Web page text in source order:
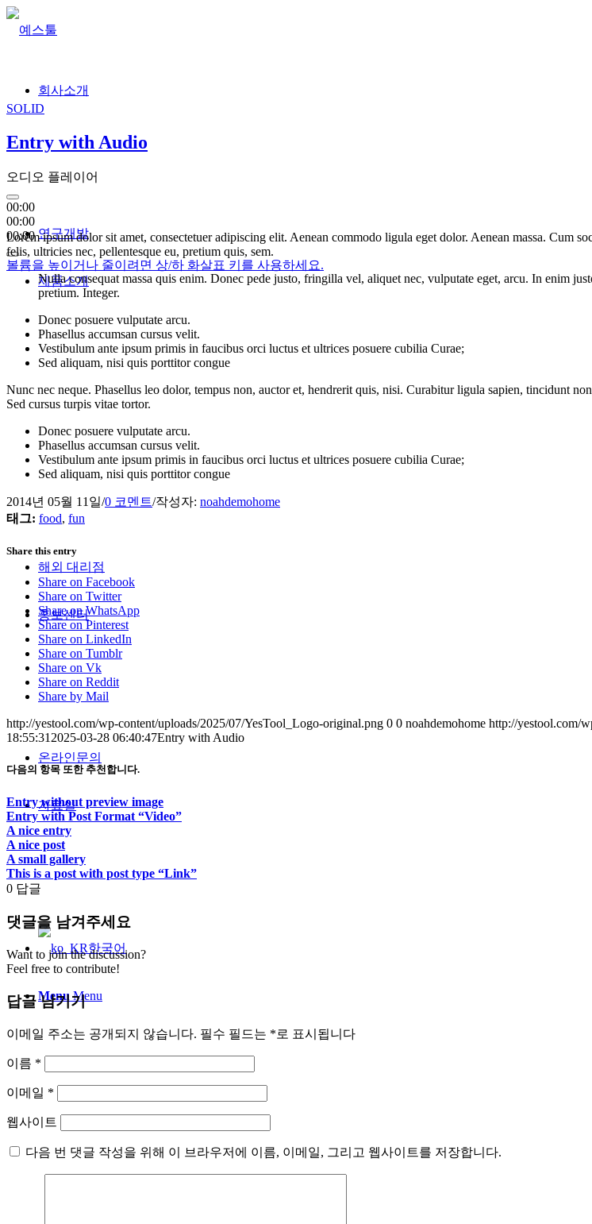
회사소개
연구개발
제품소개
해외 대리점
홍보센터
온라인문의
자료실
한국어
Menu Menu
SOLID
Entry with Audio
오디오 플레이어
00:00
00:00
00:00
볼륨을 높이거나 줄이려면 상/하 화살표 키를 사용하세요.
Lorem ipsum dolor sit amet, consectetuer adipiscing elit. Aenean commodo ligula eget dolor. Aenean massa. Cum
felis, ultricies nec, pellentesque eu, pretium quis, sem.
Nulla consequat massa quis enim. Donec pede justo, fringilla vel, aliquet nec, vulputate eget, arcu. In enim
pretium. Integer.
Donec posuere vulputate arcu.
Phasellus accumsan cursus velit.
Vestibulum ante ipsum primis in faucibus orci luctus et ultrices posuere cubilia Curae;
Sed aliquam, nisi quis porttitor congue
Nunc nec neque. Phasellus leo dolor, tempus non, auctor et, hendrerit quis, nisi. Curabitur ligula sapien, tincidunt
Sed cursus turpis vitae tortor.
Donec posuere vulputate arcu.
Phasellus accumsan cursus velit.
Vestibulum ante ipsum primis in faucibus orci luctus et ultrices posuere cubilia Curae;
Sed aliquam, nisi quis porttitor congue
2014년 05월 11일/0 코멘트/작성자: noahdemohome
태그: food, fun
Share this entry
Share on Facebook
Share on Twitter
Share on WhatsApp
Share on Pinterest
Share on LinkedIn
Share on Tumblr
Share on Vk
Share on Reddit
Share by Mail
http://yestool.com/wp-content/uploads/2025/07/YesTool_Logo-original.png 0 0 noahdemohome http://yestool.com/
18:55:31 2025-03-28 06:40:47Entry with Audio
다음의 항목 또한 추천합니다.
Entry without preview image
Entry with Post Format “Video”
A nice entry
A nice post
A small gallery
This is a post with post type “Link”
0 답글
댓글을 남겨주세요
Want to join the discussion?
Feel free to contribute!
답글 남기기
이메일 주소는 공개되지 않습니다. 필수 필드는 *로 표시됩니다
이름 *
이메일 *
웹사이트
다음 번 댓글 작성을 위해 이 브라우저에 이름, 이메일, 그리고 웹사이트를 저장합니다.